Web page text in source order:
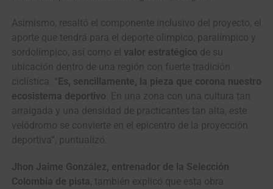
Asimismo, resaltó el componente inclusivo del proyecto, el
aporte que tendrá para el deporte olímpico, paralímpico y
sordolímpico, así como el valor estratégico de su
ubicación dentro de una región con fuerte tradición
ciclística. “Es, sencillamente, la pieza que corona nuestro
ecosistema deportivo . En una zona con una cultura tan
arraigada y una densidad de practicantes tan alta, este
velódromo se convierte en el epicentro de la proyección
deportiva”, puntualizó.
Jhon Jaime González, entrenador de la Selección
Colombia de pista, también explicó que esta obra